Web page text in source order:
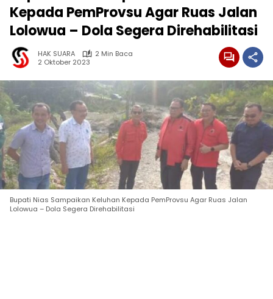
Kepada PemProvsu Agar Ruas Jalan
Lolowua – Dola Segera Direhabilitasi
HAK SUARA
2 Min Baca
2 Oktober 2023
Bupati Nias Sampaikan Keluhan Kepada PemProvsu Agar Ruas Jalan
Lolowua – Dola Segera Direhabilitasi